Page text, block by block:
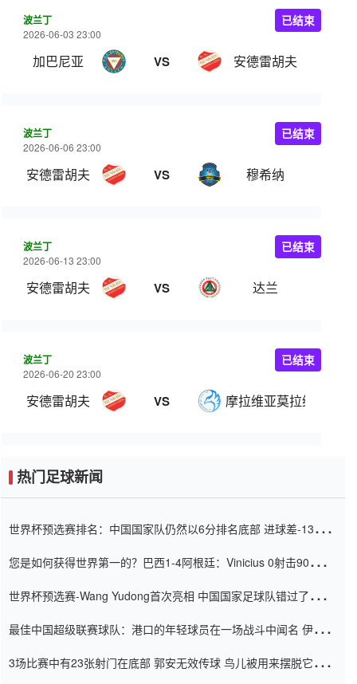
波兰丁
2026-06-03 23:00
加巴尼亚 VS 安德雷胡夫
已结束
波兰丁
2026-06-06 23:00
安德雷胡夫 VS 穆希纳
已结束
波兰丁
2026-06-13 23:00
安德雷胡夫 VS 达兰
已结束
波兰丁
2026-06-20 23:00
安德雷胡夫 VS 摩拉维亚莫拉维察
已结束
热门足球新闻
世界杯预选赛排名：中国国家队仍然以6分排名底部 进球差-13令人
您是如何获得世界第一的？巴西1-4阿根廷：Vinicius 0射击90分钟
世界杯预选赛-Wang Yudong首次亮相 中国国家足球队错过了世界
最佳中国超级联赛球队：港口的年轻球员在一场战斗中闻名 伊万放
3场比赛中有23张射门在底部 郭安无效传球 鸟儿被用来摆脱它